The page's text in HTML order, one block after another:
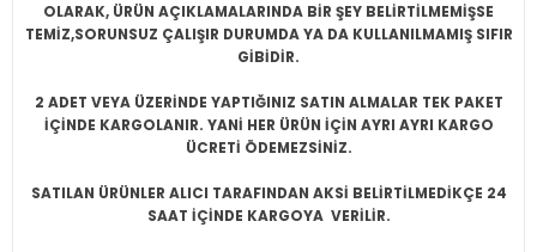
OLARAK, ÜRÜN AÇIKLAMALARINDA BİR ŞEY BELİRTİLMEMİŞSE
TEMİZ,SORUNSUZ ÇALIŞIR DURUMDA YA DA KULLANILMAMIŞ SIFIR
GİBİDİR.
2 ADET VEYA ÜZERİNDE YAPTIĞINIZ SATIN ALMALAR TEK PAKET
İÇİNDE KARGOLANIR. YANİ HER ÜRÜN İÇİN AYRI AYRI KARGO
ÜCRETİ ÖDEMEZSİNİZ.
SATILAN ÜRÜNLER ALICI TARAFINDAN AKSİ BELİRTİLMEDİKÇE 24
SAAT İÇİNDE KARGOYA VERİLİR.